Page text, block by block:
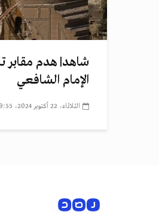
شاهد| هدم مقابر
الإمام الشافعي
الثلاثاء، 22 أكتوبر 2024، 9:55 م